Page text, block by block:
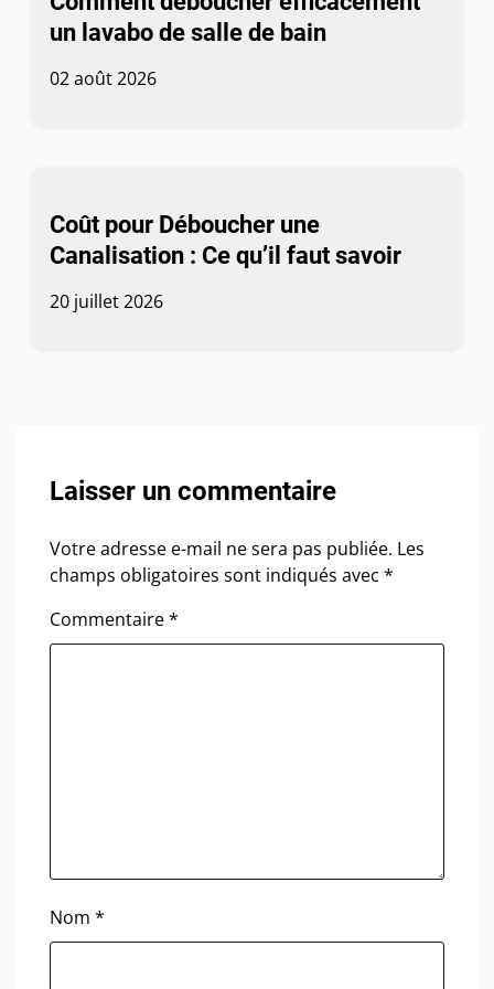
un lavabo de salle de bain
02 août 2026
Coût pour Déboucher une
Canalisation : Ce qu’il faut savoir
20 juillet 2026
Laisser un commentaire
Votre adresse e-mail ne sera pas publiée. Les
champs obligatoires sont indiqués avec *
Commentaire*
Nom *